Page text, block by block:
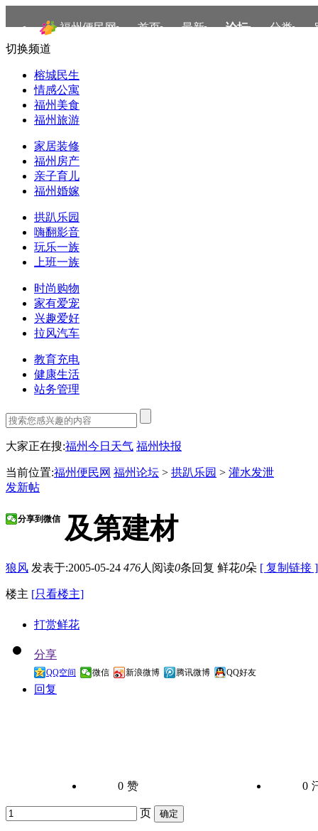
福州便民网 首页 最新 论坛 分类
切换频道
榕城民生
情感公寓
福州美食
福州旅游
家居装修
福州房产
亲子育儿
福州婚嫁
拱趴乐园
嗨翻影音
玩乐一族
上班一族
时尚购物
家有爱宠
兴趣爱好
拉风汽车
教育充电
健康生活
站务管理
大家正在搜:福州今日天气 福州快报
当前位置:福州便民网 福州论坛 > 拱趴乐园 > 灌水发泄
发新帖
及第建材
分享到微信
狼风 发表于:2005-05-24 476人阅读0条回复 鲜花0朵 [ 复制链接 ]
楼主 [只看楼主]
打赏鲜花
分享
QQ空间 微信 新浪微博 腾讯微博 QQ好友
回复
0 赞 0
页